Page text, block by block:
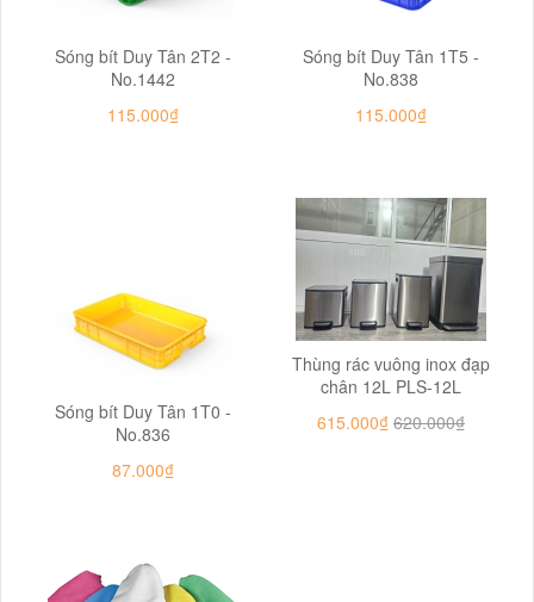
Sóng bít Duy Tân 2T2 -
No.1442
115.000₫
Sóng bít Duy Tân 1T5 -
No.838
115.000₫
Sóng bít Duy Tân 1T0 -
No.836
87.000₫
Thùng rác vuông inox đạp
chân 12L PLS-12L
615.000₫ 620.000₫